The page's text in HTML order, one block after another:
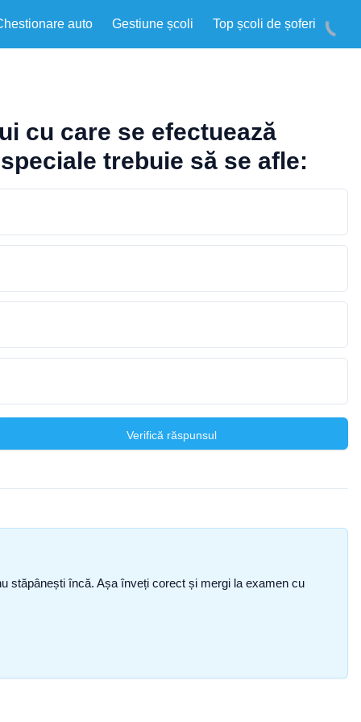
auto Gestiune școli Top școli de șoferi
cu care se efectuează
trebuie să se afle:
Verifică răspunsul
stăpânești încă. Așa înveți corect și mergi la examen cu